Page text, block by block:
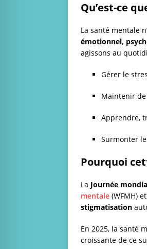
Qu’est-ce
La santé mentale
émotionnel,
agissons au
Gérer le
Maintenir
Apprendre,
Surmonter
Pourquoi
La Journée
mentale (WFMH)
stigmatisation
En 2025, la santé
croissante de ce